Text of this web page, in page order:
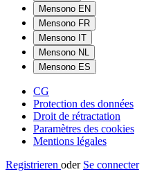
Mensono EN
Mensono FR
Mensono IT
Mensono NL
Mensono ES
CG
Protection des données
Droit de rétractation
Paramètres des cookies
Mentions légales
Registrieren oder Se connecter